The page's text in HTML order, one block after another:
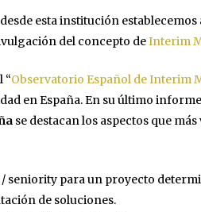
esta institución
del concepto deInterim
“Observatorio Español de Interim
en España. En su último
se destacan los aspectos que
seniority para un proyecto
de soluciones.